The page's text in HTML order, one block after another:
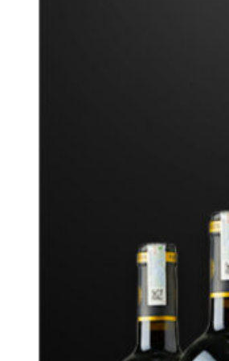
3.2. Thổ nhưỡng đa dạng bậc